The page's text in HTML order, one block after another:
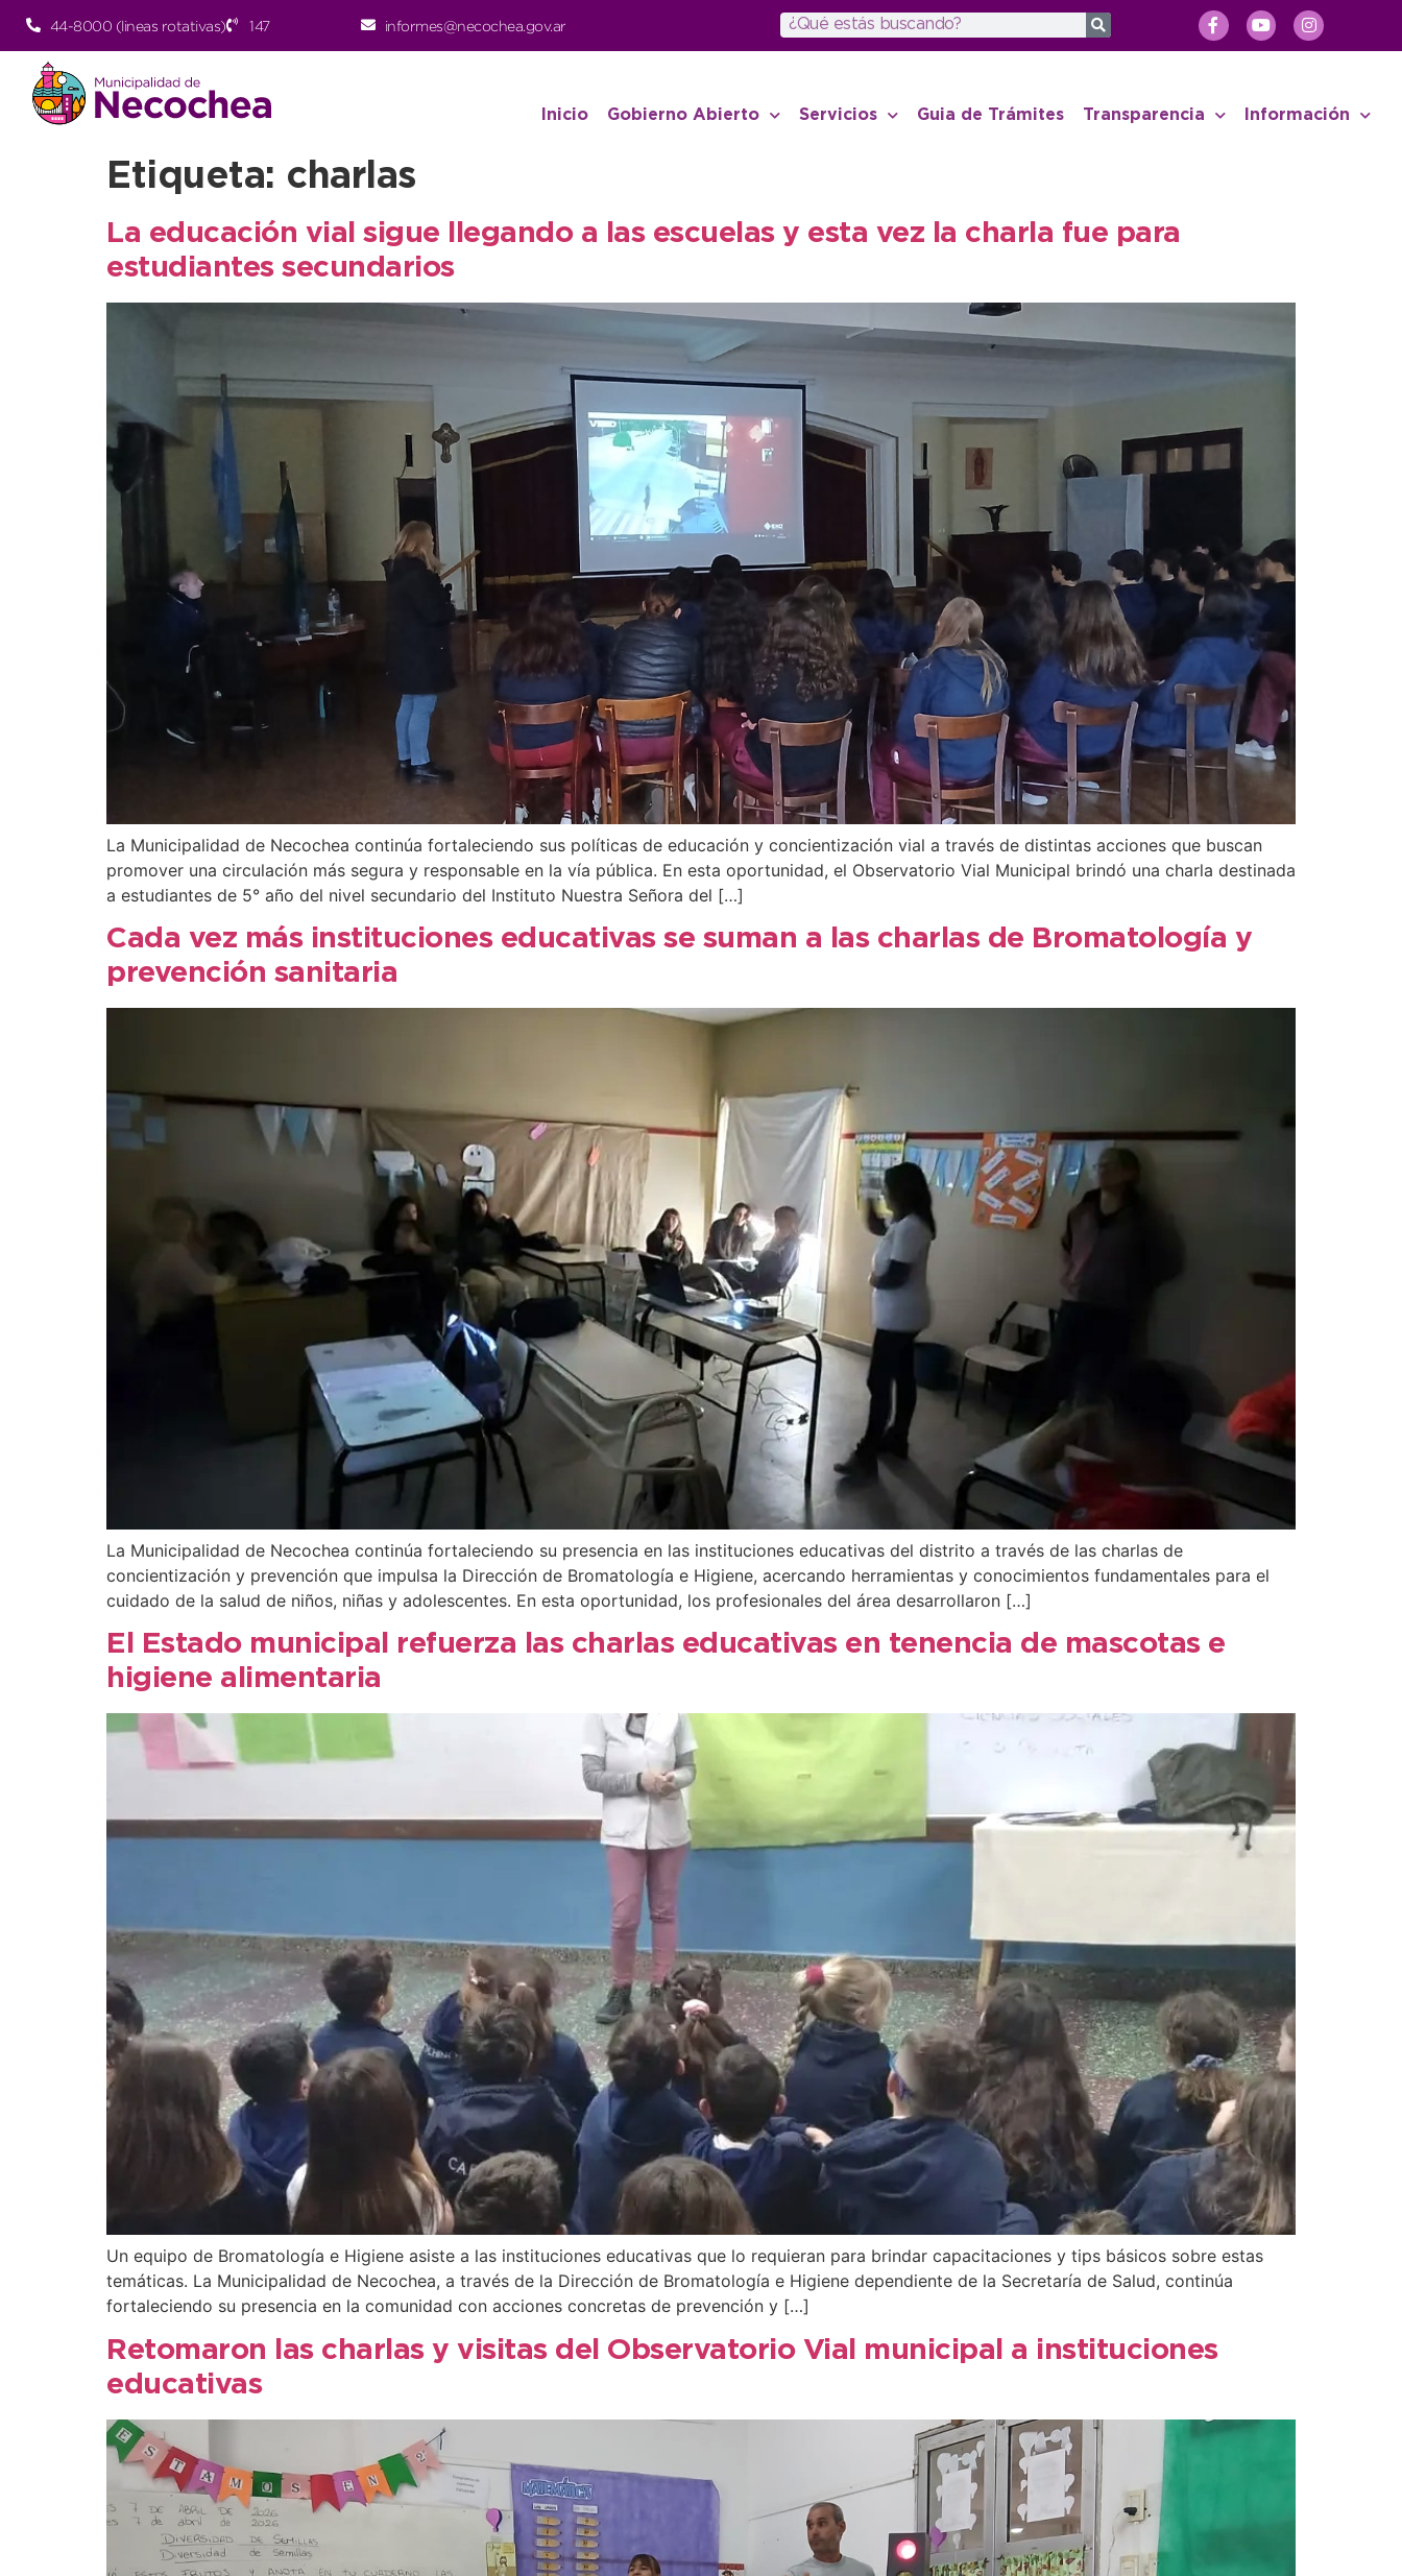
44-8000 (lineas rotativas) 147 informes@necochea.gov.ar
Inicio Gobierno Abierto Servicios Guia de Trámites Transparencia Información
Etiqueta: charlas
La educación vial sigue llegando a las escuelas y esta vez la charla fue para
estudiantes secundarios
La Municipalidad de Necochea continúa fortaleciendo sus políticas de educación y concientización vial a través de distintas acciones que buscan
promover una circulación más segura y responsable en la vía pública. En esta oportunidad, el Observatorio Vial Municipal brindó una charla destinada
a estudiantes de 5° año del nivel secundario del Instituto Nuestra Señora del […]
Cada vez más instituciones educativas se suman a las charlas de Bromatología y
prevención sanitaria
La Municipalidad de Necochea continúa fortaleciendo su presencia en las instituciones educativas del distrito a través de las charlas de
concientización y prevención que impulsa la Dirección de Bromatología e Higiene, acercando herramientas y conocimientos fundamentales para el
cuidado de la salud de niños, niñas y adolescentes. En esta oportunidad, los profesionales del área desarrollaron […]
El Estado municipal refuerza las charlas educativas en tenencia de mascotas e
higiene alimentaria
Un equipo de Bromatología e Higiene asiste a las instituciones educativas que lo requieran para brindar capacitaciones y tips básicos sobre estas
temáticas. La Municipalidad de Necochea, a través de la Dirección de Bromatología e Higiene dependiente de la Secretaría de Salud, continúa
fortaleciendo su presencia en la comunidad con acciones concretas de prevención y […]
Retomaron las charlas y visitas del Observatorio Vial municipal a instituciones
educativas